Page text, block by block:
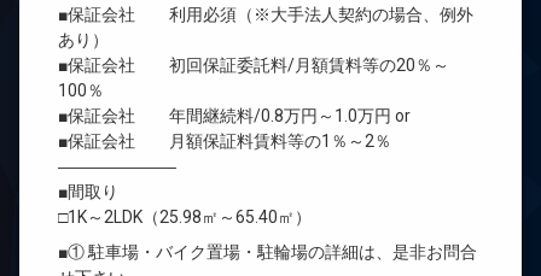
■保証会社 利用必須（※大手法人契約の場合、例外
あり）
■保証会社 初回保証委託料/月額賃料等の20％～
100％
■保証会社 年間継続料/0.8万円～1.0万円 or
■保証会社 月額保証料賃料等の1％～2％
―――――――
■間取り
□1K～2LDK（25.98㎡～65.40㎡）
■① 駐車場・バイク置場・駐輪場の詳細は、是非お問合